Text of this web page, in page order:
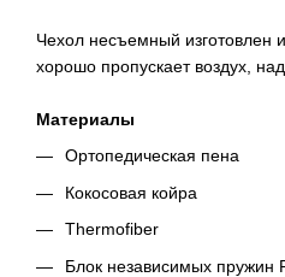
Чехол несъемный изготовлен
хорошо пропускает воздух,
Материалы
Ортопедическая пена
Кокосовая койра
Thermofiber
Блок независимых пружин